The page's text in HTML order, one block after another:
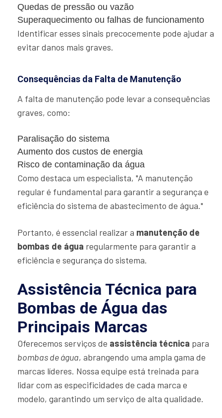
Quedas de pressão ou vazão
Superaquecimento ou falhas de funcionamento
Identificar esses sinais precocemente pode ajudar a
evitar danos mais graves.
Consequências da Falta de Manutenção
A falta de manutenção pode levar a consequências
graves, como:
Paralisação do sistema
Aumento dos custos de energia
Risco de contaminação da água
Como destaca um especialista, "A manutenção
regular é fundamental para garantir a segurança e
eficiência do sistema de abastecimento de água."
Portanto, é essencial realizar a manutenção de
bombas de água regularmente para garantir a
eficiência e segurança do sistema.
Assistência Técnica para
Bombas de Água das
Principais Marcas
Oferecemos serviços de assistência técnica para
bombas de água, abrangendo uma ampla gama de
marcas líderes. Nossa equipe está treinada para
lidar com as especificidades de cada marca e
modelo, garantindo um serviço de alta qualidade.